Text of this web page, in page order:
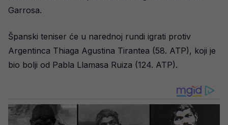
Garrosa.
Španski teniser će u narednoj rundi igrati protiv
Argentinca Thiaga Agustina Tirantea (58. ATP), koji je
bio bolji od Pabla Llamasa Ruiza (124. ATP).